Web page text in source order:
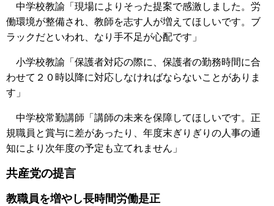
中学校教諭「現場によりそった提案で感激しました。労
働環境が整備され、教師を志す人が増えてほしいです。ブ
ラックだといわれ、なり手不足が心配です」
小学校教諭「保護者対応の際に、保護者の勤務時間に合
わせて２０時以降に対応しなければならないことがありま
す」
中学校常勤講師「講師の未来を保障してほしいです。正
規職員と賞与に差があったり、年度末ぎりぎりの人事の通
知により次年度の予定も立てれません」
共産党の提言
教職員を増やし長時間労働是正